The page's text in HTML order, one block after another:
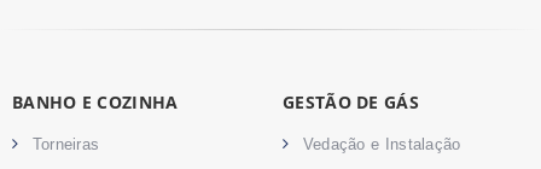
BANHO E COZINHA
Torneiras
GESTÃO DE GÁS
Vedação e Instalação